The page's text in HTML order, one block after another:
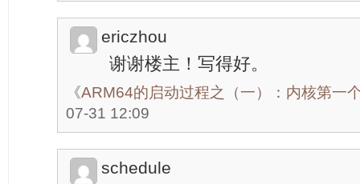
ericzhou
谢谢楼主！写得好。
《ARM64的启动过程之（一）：内核第一
07-31 12:09
schedule